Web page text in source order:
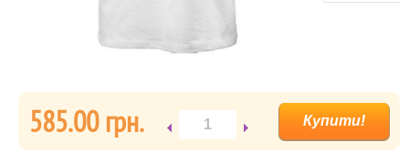
585.00 гpн.